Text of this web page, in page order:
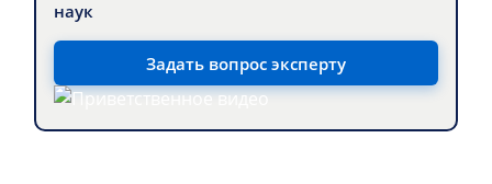
наук
Задать вопрос эксперту